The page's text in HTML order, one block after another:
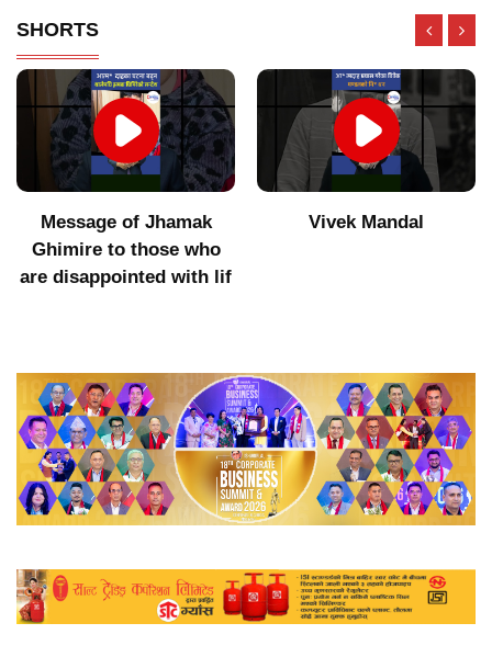
SHORTS
Message of Jhamak
Ghimire to those who
are disappointed with lif
Vivek Mandal